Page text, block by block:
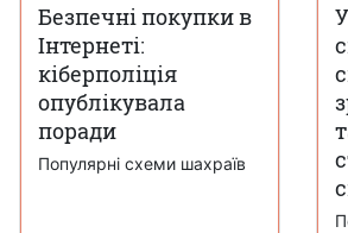
Безпечні покупки в
Інтернеті:
кіберполіція
опублікувала
поради
Популярні схеми шахраїв